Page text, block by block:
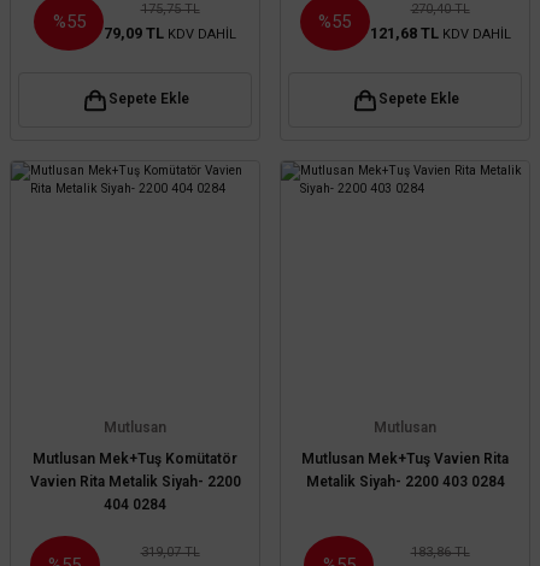
%55
175,75 TL
79,09 TL KDV DAHİL
Sepete Ekle
%55
270,40 TL
121,68 TL KDV DAHİL
Sepete Ekle
Mutlusan
Mutlusan Mek+Tuş Komütatör
Vavien Rita Metalik Siyah- 2200
404 0284
319,07 TL
Mutlusan
Mutlusan Mek+Tuş Vavien Rita
Metalik Siyah- 2200 403 0284
183,86 TL